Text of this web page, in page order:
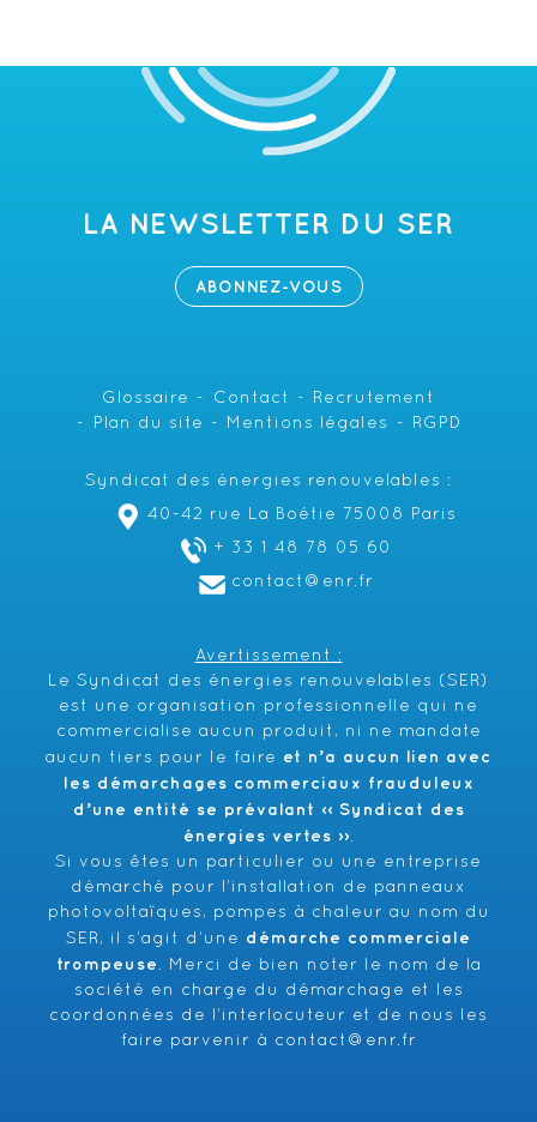
LA NEWSLETTER DU SER
ABONNEZ-VOUS
Glossaire Contact
Recrutement
Plan du site
Mentions légales RGPD
Syndicat des énergies renouvelables :
40-42 rue La Boétie 75008 Paris
+ 33 1 48 78 05 60
contact@enr.fr
Avertissement :
Le Syndicat des énergies renouvelables (SER)
est une organisation professionnelle qui ne
commercialise aucun produit, ni ne mandate
aucun tiers pour le faire et n’a aucun lien avec
les démarchages commerciaux frauduleux
d’une entité se prévalant ‹‹ Syndicat des
énergies vertes ››.
Si vous êtes un particulier ou une entreprise
démarché pour l’installation de panneaux
photovoltaïques, pompes à chaleur au nom du
SER, il s’agit d’une démarche commerciale
trompeuse . Merci de bien noter le nom de la
société en charge du démarchage et les
coordonnées de l’interlocuteur et de nous les
faire parvenir à
contact@enr.fr